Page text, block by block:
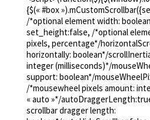
Masajes y tratamientos
Están a su disposición en
en el centro de la ciudad, al
29 rue de Léon 35000
{$(« #box
/*optional element width:
set_height:false, /*optional
pixels, percentage*/
horizontally: boolean*/
integer (milliseconds)*/
support: boolean*/
/*mousewheel pixels amount:
« auto »*/
scrollbar dragger length: